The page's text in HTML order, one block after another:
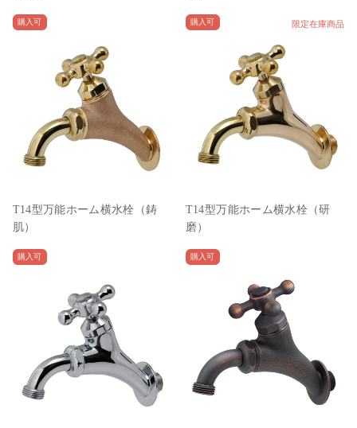
購入可
T14型万能ホーム横水栓（鋳
肌）
購入可 限定在庫商品
T14型万能ホーム横水栓（研
磨）
購入可 購入可